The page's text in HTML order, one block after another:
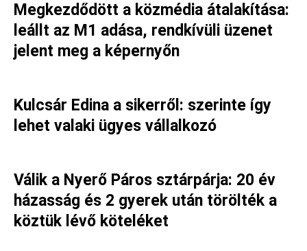
Megkezdődött a közmédia átalakítása:
leállt az M1 adása, rendkívüli üzenet
jelent meg a képernyőn
Kulcsár Edina a sikerről: szerinte így
lehet valaki ügyes vállalkozó
Válik a Nyerő Páros sztárpárja: 20 év
házasság és 2 gyerek után törölték a
köztük lévő köteléket